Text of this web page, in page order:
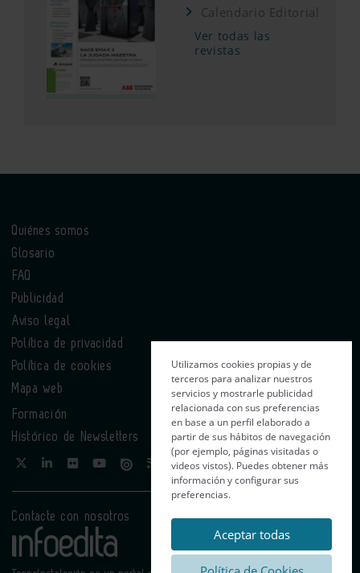
Calendario Editorial
Ver todas las
revistas
Quiénes somos
Glosario
FAQ
Publicidad
Aviso legal
Política de privacidad
Política de cookies
Mapa web
Formación
Histórico de Newsletters
Contacte con nosotros
Utilizamos cookies propias y de
terceros para analizar nuestros
servicios y mostrarle publicidad
relacionada con sus preferencias
en base a un perfil elaborado a
partir de sus hábitos de navegación
(por ejemplo, páginas visitadas o
videos vistos). Puedes obtener más
información y configurar sus
preferencias.
Aceptar todas